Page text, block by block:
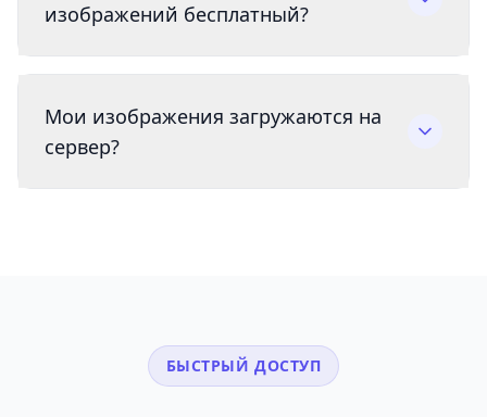
изображений бесплатный?
Мои изображения загружаются на
сервер?
БЫСТРЫЙ ДОСТУП